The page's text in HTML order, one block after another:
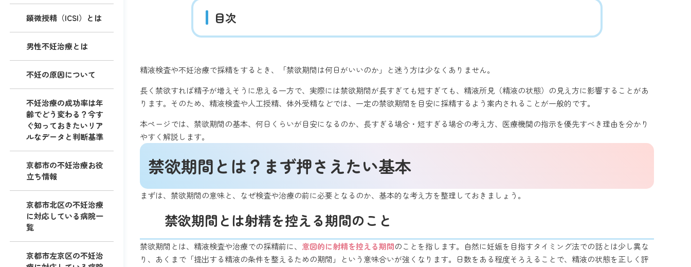
顕微授精（ICSI）とは
男性不妊治療とは
不妊の原因について
不妊治療の成功率は年
齢でどう変わる？今す
ぐ知っておきたいリア
ルなデータと判断基準
京都市の不妊治療お役
立ち情報
京都市北区の不妊治療
に対応している病院一
覧
京都市左京区の不妊治
目次
精液検査や不妊治療で採精をするとき、「禁欲期間は何日がいいのか」と迷う方は少なくありません。
長く禁欲すれば精子が増えそうに思える一方で、実際には禁欲期間が長すぎても短すぎても、精液所見（精液の状態）の見え方に影響することがあ
ります。そのため、精液検査や人工授精、体外受精などでは、一定の禁欲期間を目安に採精するよう案内されることが一般的です。
本ページでは、禁欲期間の基本、何日くらいが目安になるのか、長すぎる場合・短すぎる場合の考え方、医療機関の指示を優先すべき理由を分かり
やすく解説します。
禁欲期間とは？まず押さえたい基本
まずは、禁欲期間の意味と、なぜ検査や治療の前に必要となるのか、基本的な考え方を整理しておきましょう。
禁欲期間とは射精を控える期間のこと
禁欲期間とは、精液検査や治療での採精前に、 意図的に射精を控える期間のことを指します。自然に妊娠を目指すタイミング法での話とは少し異な
り、あくまで「提出する精液の条件を整えるための期間」という意味合いが強くなります。日数をある程度そろえることで、精液の状態を正しく評